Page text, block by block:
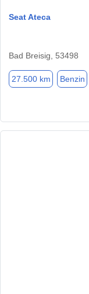
Seat Ateca
Bad Breisig, 53498
27.500 km Benzin